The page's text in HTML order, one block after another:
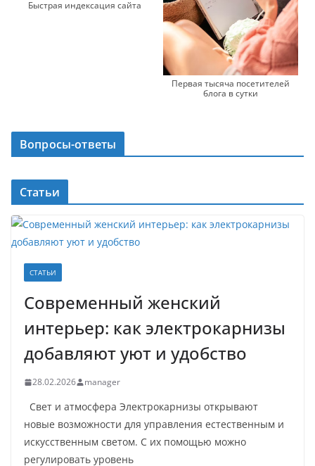
Быстрая индексация сайта
Первая тысяча посетителей
блога в сутки
Вопросы-ответы
Статьи
СТАТЬИ
Современный женский
интерьер: как электрокарнизы
добавляют уют и удобство
28.02.2026 manager
Свет и атмосфера Электрокарнизы открывают
новые возможности для управления естественным и
искусственным светом. С их помощью можно
регулировать уровень